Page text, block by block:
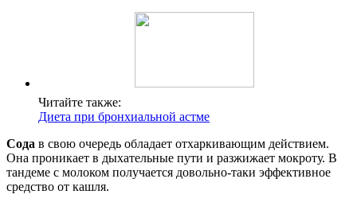
Читайте также:
Диета при бронхиальной астме
Сода в свою очередь обладает отхаркивающим действием.
Она проникает в дыхательные пути и разжижает мокроту. В
тандеме с молоком получается довольно-таки эффективное
средство от кашля.